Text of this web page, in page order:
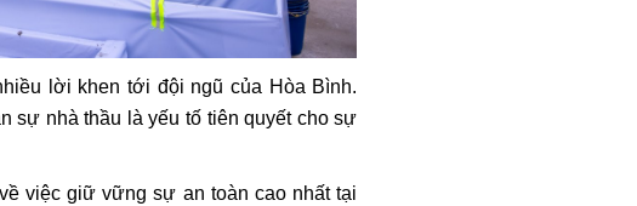
lời khen tới đội ngũ của Hòa Bình.
sự nhà thầu là yếu tố tiên quyết cho sự
việc giữ vững sự an toàn cao nhất tại